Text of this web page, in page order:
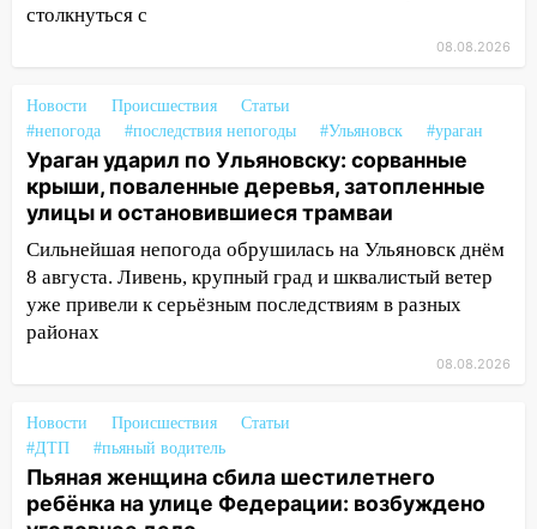
13:46 Сильный ветер сорвал крышу с
13:35
Непогода продолжает бить по
транспорту: в Ульяновске трамвай
сошёл с рельсов
13:22 Упавшие деревья перекрыли
дороги в Ульяновске: фото
13:17 Непогода в Ульяновске не
закончится сегодня: сильные ливни
сохранятся 9 августа
Трижды «брал в долг» без спроса:
знакомого 191 тысячу рублей
13:14
Ураган оторвал светофор на
проспекте Филатова в Ульяновске
столкнуться с
08.08.2026
Новости Происшествия
Статьи
#непогода
#последствия непогоды #Ульяновск #ураган
Ураган ударил по Ульяновску: сорванные
крыши, поваленные деревья, затопленные
улицы и остановившиеся трамваи
Сильнейшая непогода обрушилась на Ульяновск днём
8 августа. Ливень, крупный град и шквалистый ветер
уже привели к серьёзным последствиям в разных
районах
08.08.2026
Новости Происшествия
Статьи
#ДТП
#пьяный водитель
Пьяная женщина сбила шестилетнего
ребёнка на улице Федерации: возбуждено